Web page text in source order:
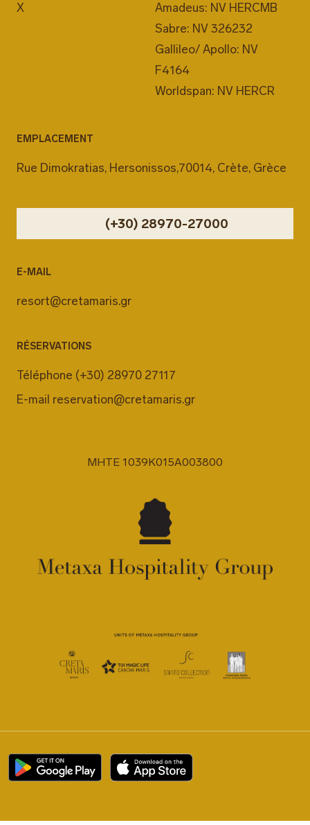
X
Amadeus: NV HERCMB
Sabre: NV 326232
Gallileo/ Apollo: NV
F4164
Worldspan: NV HERCR
EMPLACEMENT
Rue Dimokratias, Hersonissos,70014, Crète, Grèce
(+30) 28970-27000
E-MAIL
resort@cretamaris.gr
RÉSERVATIONS
Téléphone (+30) 28970 27117
E-mail reservation@cretamaris.gr
MHTE 1039K015A003800